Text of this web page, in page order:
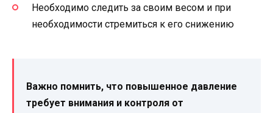
Необходимо следить за своим весом и при
необходимости стремиться к его снижению
Важно помнить, что повышенное давление
требует внимания и контроля от